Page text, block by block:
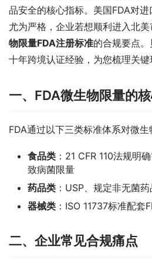
品安全的核心指标。美国FDA对
尤为严格，企业若想顺利进入北
物限量FDA注册标准的合规要点
十年跨境认证经验，为您梳理关键
一、FDA微生物限量的
FDA通过以下三类标准体系对微生
食品类 ：21 CFR 110法规明
致病菌限量
药品类 ：USP、规定非无菌
器械类 ：ISO 11737标准配
二、企业常见合规痛点